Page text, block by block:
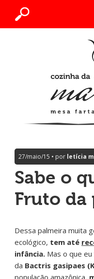
27/maio/15 • por letícia
Sabe o
Fruto da
Dessa palmeira muita
ecológico, tem até
infância. Mas o que
da Bactris gasipaes